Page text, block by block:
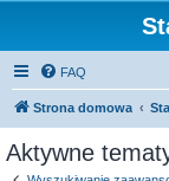
FAQ
Strona domowa
Aktywne